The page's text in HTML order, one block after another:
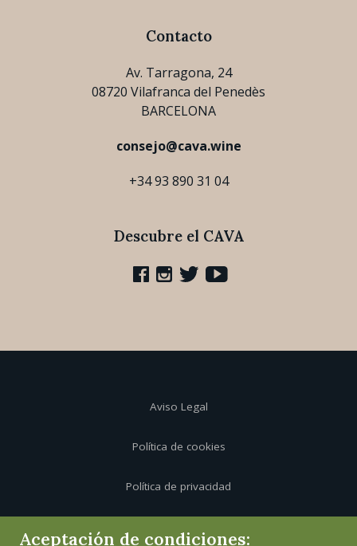
Contacto
Av. Tarragona, 24
08720 Vilafranca del Penedès
BARCELONA
consejo@cava.wine
+34 93 890 31 04
Descubre el CAVA
Aviso Legal
Política de cookies
Política de privacidad
Aceptación de condiciones: